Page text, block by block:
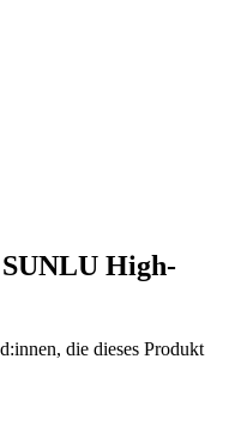
High-
die dieses Produkt